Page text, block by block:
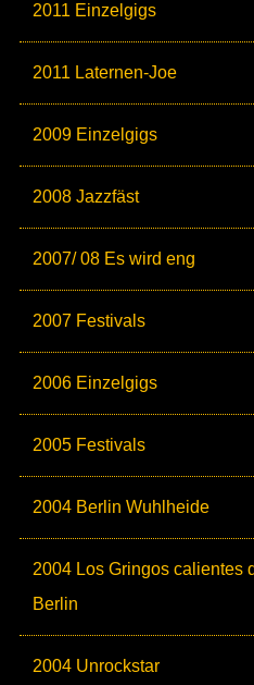
2011 Einzelgigs
2011 Laternen-Joe
2009 Einzelgigs
2008 Jazzfäst
2007/ 08 Es wird eng
2007 Festivals
2006 Einzelgigs
2005 Festivals
2004 Berlin Wuhlheide
2004 Los Gringos calientes
Berlin
2004 Unrockstar